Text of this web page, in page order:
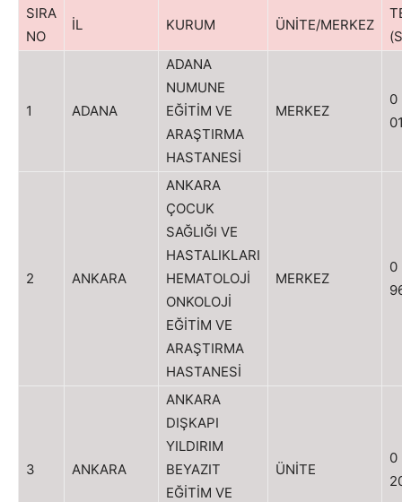
SIRA
NO
İL KURUM ÜNİTE/MERKEZ
1 ADANA
ADANA
NUMUNE
EĞİTİM VE
ARAŞTIRMA
HASTANESİ
MERKEZ
0
2 ANKARA
ANKARA
ÇOCUK
SAĞLIĞI VE
HASTALIKLARI
HEMATOLOJİ
ONKOLOJİ
EĞİTİM VE
ARAŞTIRMA
HASTANESİ
MERKEZ
0
3 ANKARA
ANKARA
DIŞKAPI
YILDIRIM
BEYAZIT
EĞİTİM VE
ÜNİTE
0